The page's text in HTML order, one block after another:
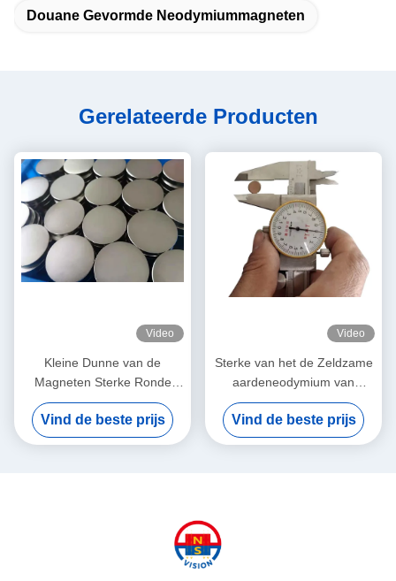
Douane Gevormde Neodymiummagneten
Gerelateerde Producten
Video
Kleine Dunne van de
Magneten Sterke Ronde
Vlakke Ndfeb van het
Douaneneodymium Magneet
15mmX1mm
Vind de beste prijs
Video
Sterke van het de Zeldzame
aardeneodymium van
Schijfndfeb Magneten 10mm
X 1mm Gestalte gegeven
Douane
Vind de beste prijs